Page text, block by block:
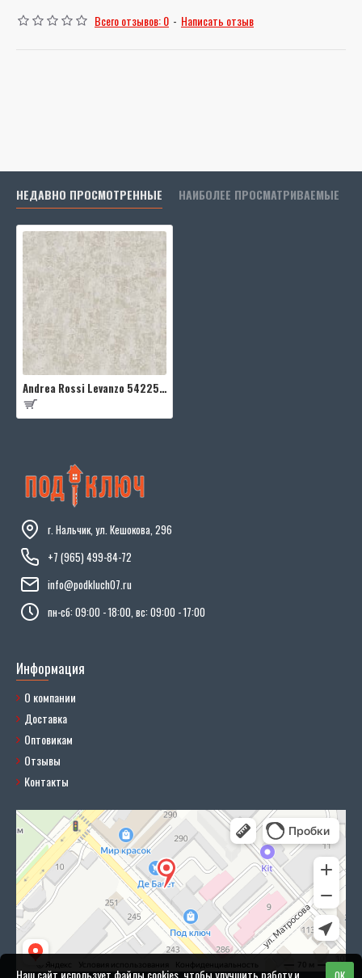
Всего отзывов: 0 - Написать отзыв
НЕДАВНО ПРОСМОТРЕННЫЕ НАИБОЛЕЕ ПРОСМАТРИВАЕМЫЕ
Andrea Rossi Levanzo 54225-5
г. Нальчик, ул. Кешокова, 296
+7 (965) 499-84-72
info@podkluch07.ru
пн-сб: 09:00 - 18:00, вс: 09:00 - 17:00
Информация
О компании
Доставка
Оптовикам
Отзывы
Контакты
Наш сайт использует файлы cookies, чтобы улучшить работу и